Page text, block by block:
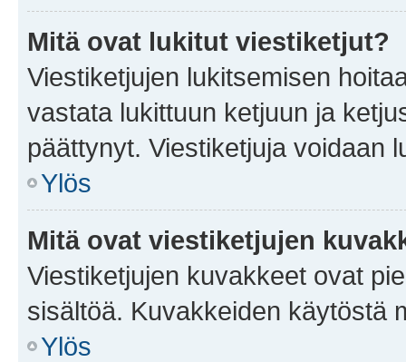
Mitä ovat lukitut viestiketjut?
Viestiketjujen lukitsemisen
vastata lukittuun ketjuun ja
päättynyt. Viestiketjuja voidaan
Ylös
Mitä ovat viestiketjujen
Viestiketjujen kuvakkeet ovat
sisältöä. Kuvakkeiden käytöstä
Ylös